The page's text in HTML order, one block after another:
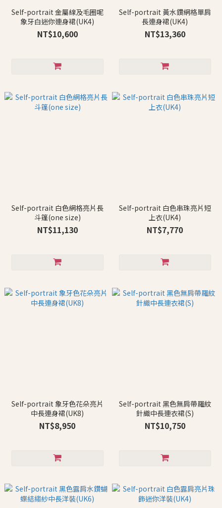
Self-portrait 金屬線及毛圈呢
象牙白迷你連身裙(UK4)
NT$10,600
Self-portrait 黃水鑽網格單肩
長連身裙(UK4)
NT$13,360
Self-portrait 白色網格亮片長
斗篷(one size)
NT$11,130
Self-portrait 白色串珠亮片短
上衣(UK4)
NT$7,770
Self-portrait 象牙色花朵亮片
中長連身裙(UK8)
NT$8,950
Self-portrait 黑色無肩帶羅紋
針織中長連衣裙(S)
NT$10,750